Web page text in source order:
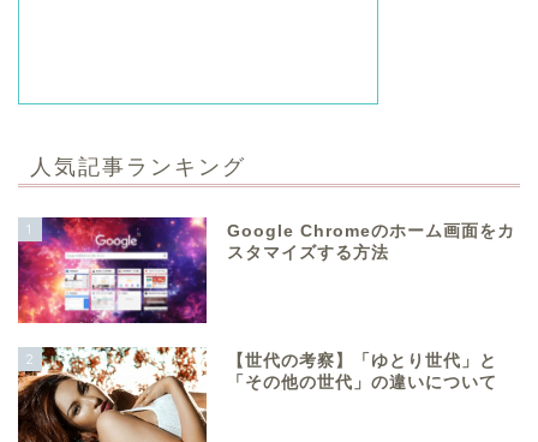
人気記事ランキング
1
Google Chromeのホーム画面をカ
スタマイズする方法
2
【世代の考察】「ゆとり世代」と
「その他の世代」の違いについて